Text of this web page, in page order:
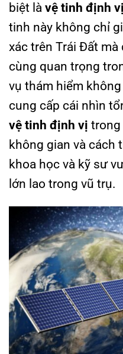
biệt là vệ tinh định
tinh này không chỉ
xác trên Trái Đất
cùng quan trọng
vụ thám hiểm
cung cấp cái nhìn
vệ tinh định vị trong
không gian và cách
khoa học và kỹ sư
lớn lao trong vũ trụ.